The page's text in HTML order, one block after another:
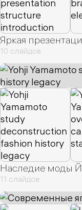
Простор 1
Маршруты 1
Пейзажи 1
Стоимость 1
Цели 1 План
Переговоры
Универсальный
10 слайдов
Наследие моды
11 слайдов